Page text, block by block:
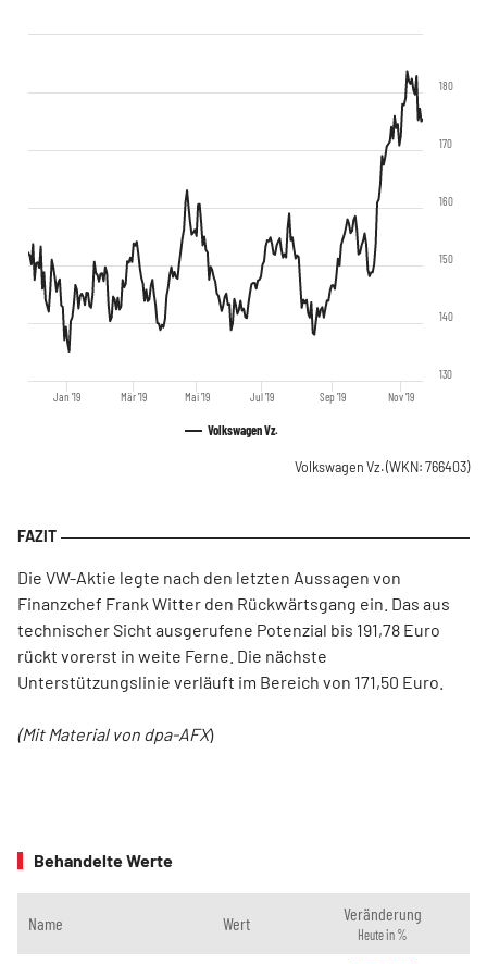
Volkswagen Vz.
Jan '19 Mär '19 Mai '19 Jul '19 Sep '19 Nov '19
130
140
150
160
170
180
Volkswagen Vz.(WKN: 766403)
Die VW-Aktie legte nach den letzten Aussagen von
Finanzchef Frank Witter den Rückwärtsgang ein. Das aus
technischer Sicht ausgerufene Potenzial bis 191,78 Euro
rückt vorerst in weite Ferne. Die nächste
Unterstützungslinie verläuft im Bereich von 171,50 Euro.
(Mit Material von dpa-AFX)
Behandelte Werte
Name Wert Veränderung
Heute in %